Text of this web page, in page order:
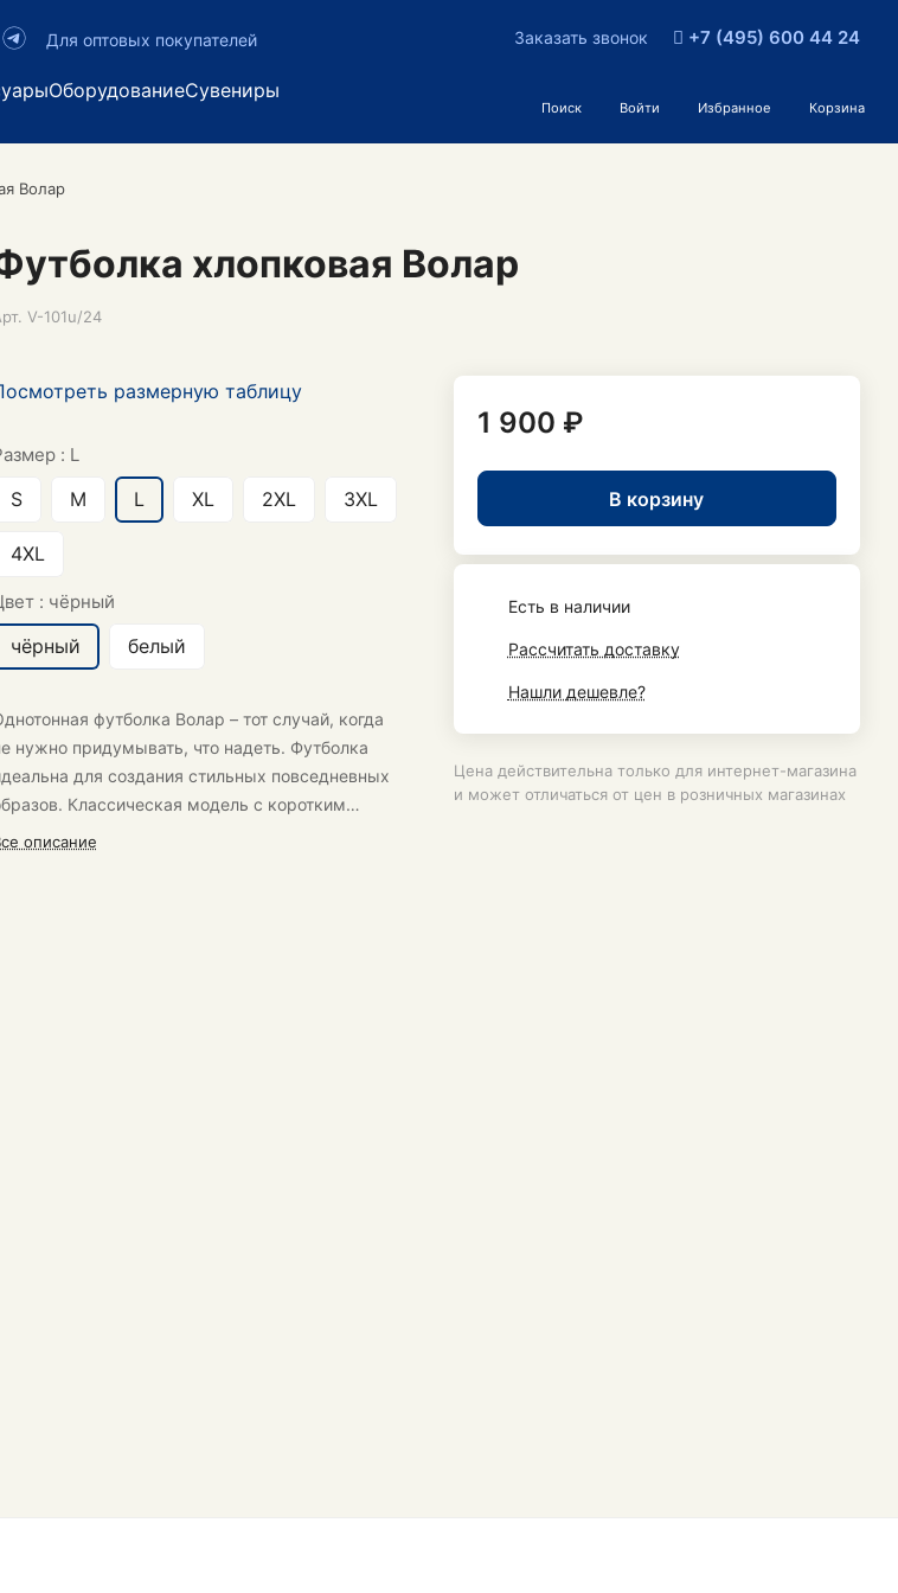
Для оптовых покупателей
ОборудованиеСувениры
Заказать звонок +7 (495) 600 44 24
Поиск Войти Избранное Корзина
Волар
хлопковая Волар
V-101u/24
размерную таблицу
: L
S M L XL 2XL 3XL
4XL
: чёрный
чёрный белый
футболка Волар – тот случай, когда
нужно придумывать, что надеть. Футболка
для создания стильных повседневных
Классическая модель с коротким
описание
1 900 ₽
В корзину
Есть в наличии
Рассчитать доставку
Нашли дешевле?
Цена действительна только для интернет-магазина
и может отличаться от цен в розничных магазинах